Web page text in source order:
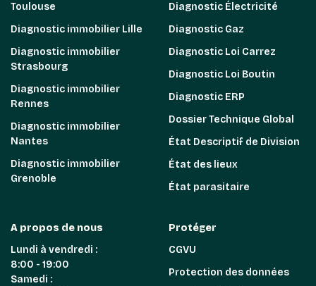
Toulouse
Diagnostic immobilier Lille
Diagnostic immobilier
Strasbourg
Diagnostic immobilier
Rennes
Diagnostic immobilier
Nantes
Diagnostic immobilier
Grenoble
Diagnostic Électricité
Diagnostic Gaz
Diagnostic Loi Carrez
Diagnostic Loi Boutin
Diagnostic ERP
Dossier Technique Global
État Descriptif de Division
État des lieux
État parasitaire
A propos de nous
Lundi à vendredi :
8:00 - 19:00
Samedi :
Protéger
CGVU
Protection des données